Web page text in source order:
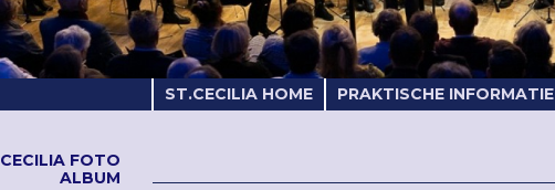
ST.CECILIA HOME PRAKTISCHE INFORMATIE
CECILIA FOTO
ALBUM